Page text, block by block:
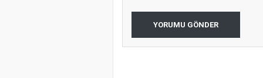
YORUMU GÖNDER